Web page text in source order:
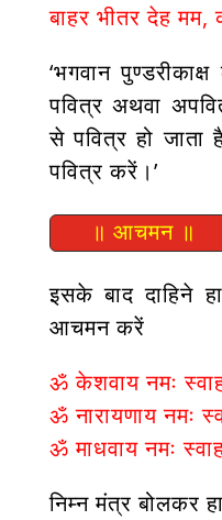
बाहर भीतर देह मम,
‘भगवान
पवित्र अथवा
से पवित्र हो जाता
पवित्र करें।’
॥ आचमन ॥
इसके बाद दाहिने
आचमन करें
ॐ केशवाय नमः
ॐ नारायणाय नमः
ॐ माधवाय नमः
निम्न मंत्र बोलकर